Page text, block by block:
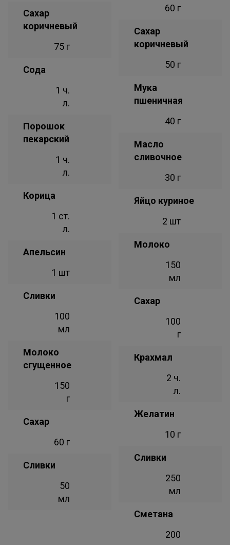
Сахар
коричневый
75 г
Сода
1 ч.
л.
Порошок
пекарский
1 ч.
л.
Корица
1 ст.
л.
Апельсин
1 шт
Сливки
100
мл
Молоко
сгущенное
150
г
Сахар
60 г
Сливки
50
мл
60 г
Сахар
коричневый
50 г
Мука
пшеничная
40 г
Масло
сливочное
30 г
Яйцо куриное
2 шт
Молоко
150
мл
Сахар
100
г
Крахмал
2 ч.
л.
Желатин
10 г
Сливки
250
мл
Сметана
200